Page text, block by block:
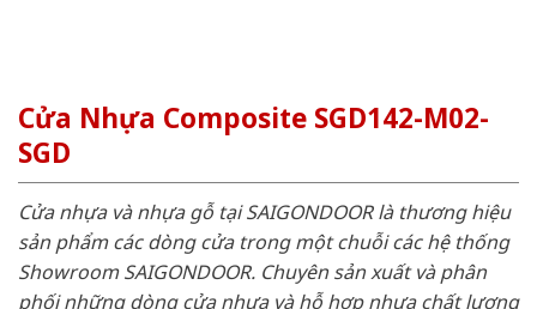
Cửa Nhựa Composite SGD142-M02-
SGD
Cửa nhựa và nhựa gỗ tại SAIGONDOOR là thương hiệu
sản phẩm các dòng cửa trong một chuỗi các hệ thống
Showroom SAIGONDOOR. Chuyên sản xuất và phân
phối những dòng cửa nhựa và hỗ hợp nhựa chất lượng